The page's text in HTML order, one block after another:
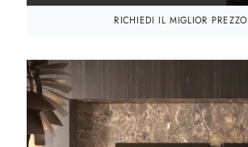
RICHIEDI IL MIGLIOR PREZZO